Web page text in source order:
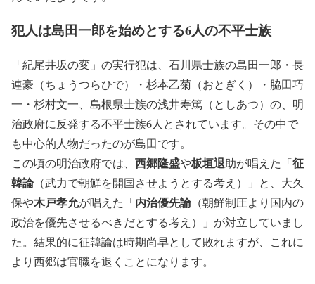
犯人は島田一郎を始めとする6人の不平士族
「紀尾井坂の変」の実行犯は、石川県士族の島田一郎・長
連豪（ちょうつらひで）・杉本乙菊（おとぎく）・脇田巧
一・杉村文一、島根県士族の浅井寿篤（としあつ）の、明
治政府に反発する不平士族6人とされています。その中で
も中心的人物だったのが島田です。
この頃の明治政府では、 西郷隆盛や板垣退助が唱えた「征
韓論（武力で朝鮮を開国させようとする考え）」と、大久
保や木戸孝允が唱えた「内治優先論（朝鮮制圧より国内の
政治を優先させるべきだとする考え）」が対立していまし
た。結果的に征韓論は時期尚早として敗れますが、これに
より西郷は官職を退くことになります。